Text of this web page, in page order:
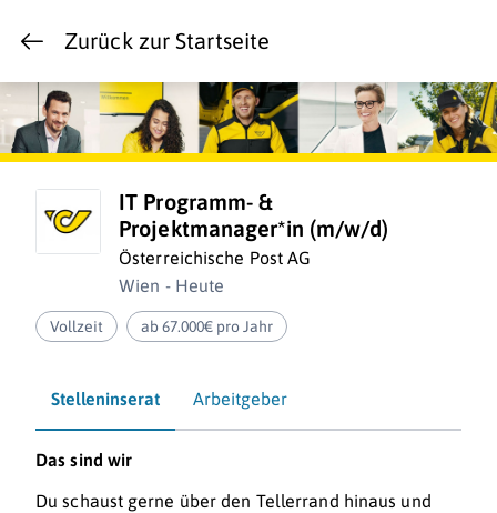
Zurück zur Startseite
IT Programm- &
Projektmanager*in (m/w/d)
Österreichische Post AG
Wien - Heute
Vollzeit ab 67.000€ pro Jahr
Stelleninserat Arbeitgeber
Das sind wir
Du schaust gerne über den Tellerrand hinaus und